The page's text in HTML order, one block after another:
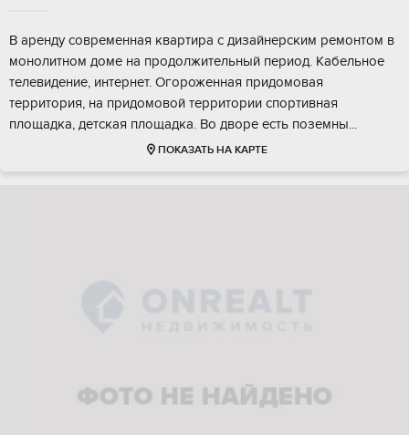
В аренду современная квартира с дизайнерским ремонтом в
монолитном доме на продолжительный период. Кабельное
телевидение, интернет. Огороженная придомовая
территория, на придомовой территории спортивная
площадка, детская площадка. Во дворе есть поземны...
ПОКАЗАТЬ НА КАРТЕ